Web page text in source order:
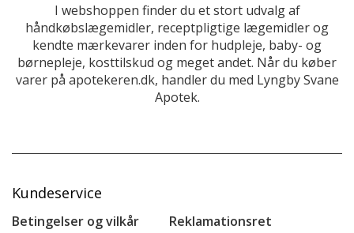
I webshoppen finder du et stort udvalg af
håndkøbslægemidler, receptpligtige lægemidler og
kendte mærkevarer inden for hudpleje, baby- og
børnepleje, kosttilskud og meget andet. Når du køber
varer på apotekeren.dk, handler du med Lyngby Svane
Apotek.
Kundeservice
Betingelser og vilkår
Reklamationsret